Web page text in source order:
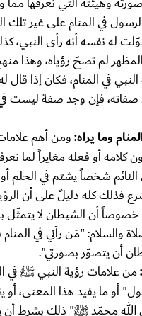
في المنام على غير تلك
له نفسه أنه رأى النبي،
لم تصحّ رؤياه، وهذا
في المنام، فكان إذا قال
صفاته، فإن وجد صفة ليست
وما يراه:ومن أهم
كلامه أو فعله مغايراً لما
شخصاً يشتم في الحلم أو
فذلك كله دليلٌ على أن
خصوصاً أن الشيطان لا يتمثّل
والسلام: "مَن رآني في المنام
أن يتصوّر بصورتي".
من علامات رؤية النبي ﷺ في
أو ما يفيد هذا المعنى، أو
الله محمّد ﷺ" ذلك بشرط أن